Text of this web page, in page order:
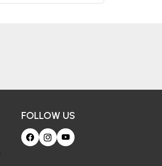
FOLLOW US